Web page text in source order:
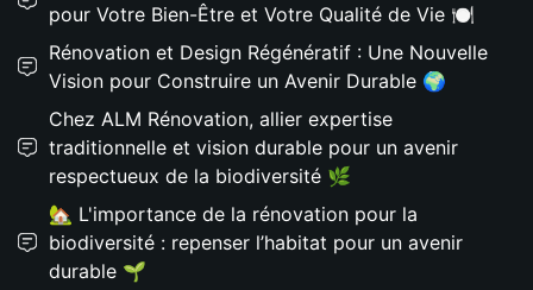
pour Votre Bien-Être et Votre Qualité de Vie 🍽️
Rénovation et Design Régénératif : Une Nouvelle
Vision pour Construire un Avenir Durable 🌍
Chez ALM Rénovation, allier expertise
traditionnelle et vision durable pour un avenir
respectueux de la biodiversité 🌿
🏡 L'importance de la rénovation pour la
biodiversité : repenser l’habitat pour un avenir
durable 🌱